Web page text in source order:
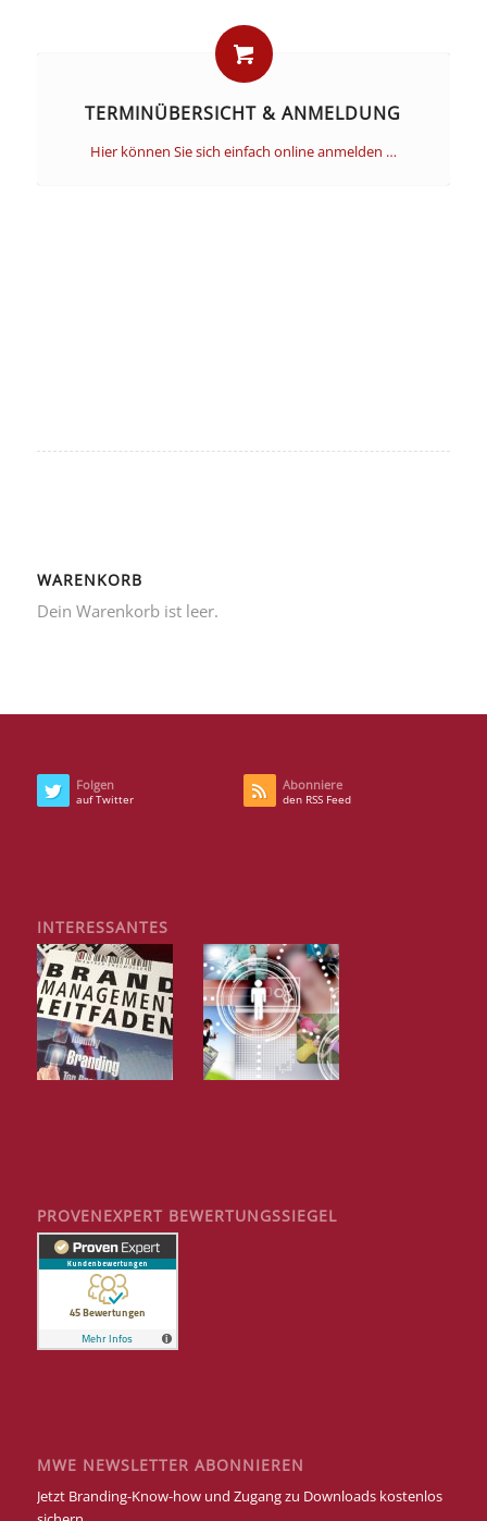
TERMINÜBERSICHT & ANMELDUNG
Hier können Sie sich einfach online anmelden …
WARENKORB
Dein Warenkorb ist leer.
Folgen
auf Twitter
Abonniere
den RSS Feed
INTERESSANTES
PROVENEXPERT BEWERTUNGSSIEGEL
MWE NEWSLETTER ABONNIEREN
Jetzt Branding-Know-how und Zugang zu Downloads kostenlos